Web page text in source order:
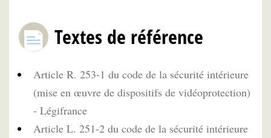
Textes de référence
Article R. 253-1 du code de la sécurité intérieure
(mise en œuvre de dispositifs de vidéoprotection)
- Légifrance
Article L. 251-2 du code de la sécurité intérieure